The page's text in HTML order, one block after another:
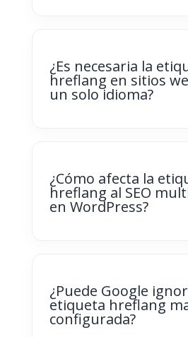
¿Es necesaria la
hreflang en sitios
un solo idioma?
¿Cómo afecta la
hreflang al SEO
en WordPress?
¿Puede Google
etiqueta hreflang
configurada?